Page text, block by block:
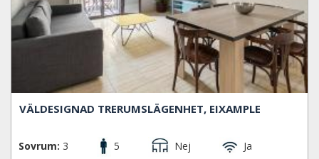
VÄLDESIGNAD TRERUMSLÄGENHET, EIXAMPLE
Sovrum: 3 5 Nej
Ja